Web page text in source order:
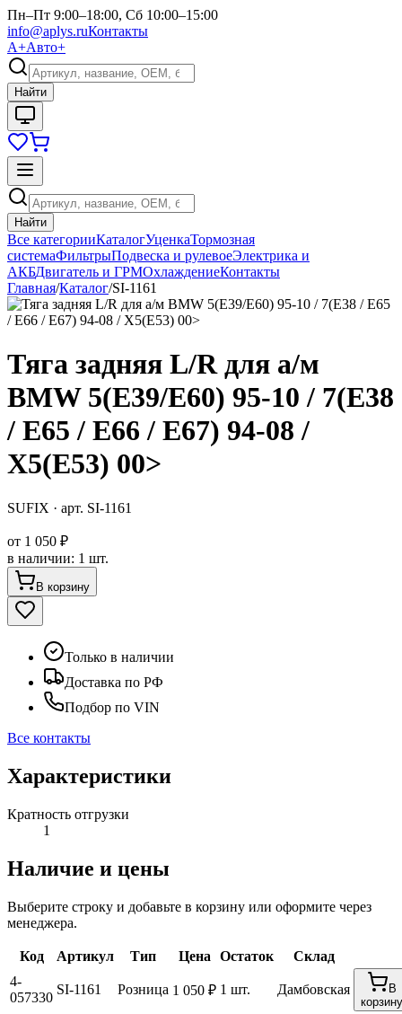
Пн–Пт 9:00–18:00, Сб 10:00–15:00
info@aplys.ruКонтакты
А+Авто+
Найти
Найти
Все категорииКаталогУценкаТормозная
системаФильтрыПодвеска и рулевоеЭлектрика и
АКБДвигатель и ГРМОхлаждениеКонтакты
Главная/Каталог/SI-1161
Тяга задняя L/R для а/м
BMW 5(E39/E60) 95-10 / 7(E38
/ E65 / E66 / E67) 94-08 /
X5(E53) 00>
SUFIX · арт. SI-1161
от 1 050 ₽
в наличии: 1 шт.
В корзину
Только в наличии
Доставка по РФ
Подбор по VIN
Все контакты
Характеристики
Кратность отгрузки
1
Наличие и цены
Выберите строку и добавьте в корзину или оформите через
менеджера.
Код Артикул Тип Цена Остаток
Склад
4-
057330
SI-1161 Розница 1 050 ₽ 1 шт. Дамбовская
В
корзину